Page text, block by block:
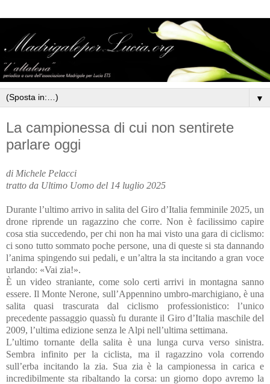
▼
La campionessa di cui non sentirete
parlare oggi
di Michele Pelacci
tratto da Ultimo Uomo del 14 luglio 2025
Durante l’ultimo arrivo in salita del Giro d’Italia femminile 2025, un
drone riprende un ragazzino che corre. Non è facilissimo capire
cosa stia succedendo, per chi non ha mai visto una gara di ciclismo:
ci sono tutto sommato poche persone, una di queste si sta dannando
l’anima spingendo sui pedali, e un’altra la sta incitando a gran voce
urlando: «Vai zia!».
È un video straniante, come solo certi arrivi in montagna sanno
essere. Il Monte Nerone, sull’Appennino umbro-marchigiano, è una
salita quasi trascurata dal ciclismo professionistico: l’unico
precedente passaggio quassù fu durante il Giro d’Italia maschile del
2009, l’ultima edizione senza le Alpi nell’ultima settimana.
L’ultimo tornante della salita è una lunga curva verso sinistra.
Sembra infinito per la ciclista, ma il ragazzino vola correndo
sull’erba incitando la zia. Sua zia è la campionessa in carica e
incredibilmente sta ribaltando la corsa: un giorno dopo avremo la